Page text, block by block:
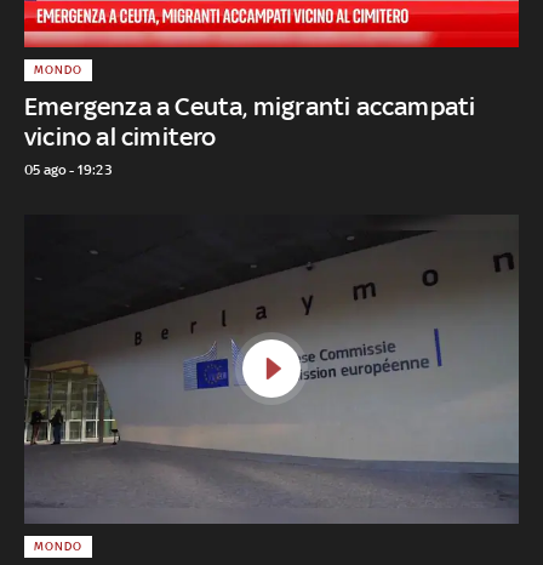
Emergenza a Ceuta, migranti accampati
vicino al cimitero
MONDO
05 ago - 19:23
MONDO